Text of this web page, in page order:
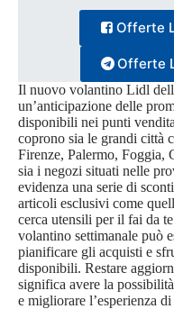
Offerte
Offerte
Il nuovo volantino Lidl
un’anticipazione delle
disponibili nei punti
coprono sia le grandi città
Firenze, Palermo, Foggia,
sia i negozi situati nelle
evidenza una serie di
articoli esclusivi come
cerca utensili per il fai da
volantino settimanale può
pianificare gli acquisti e
disponibili. Restare
significa avere la
e migliorare l’esperienza